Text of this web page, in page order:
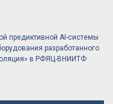
предиктивной AI-системы
разработанного
в РФЯЦ-ВНИИТФ